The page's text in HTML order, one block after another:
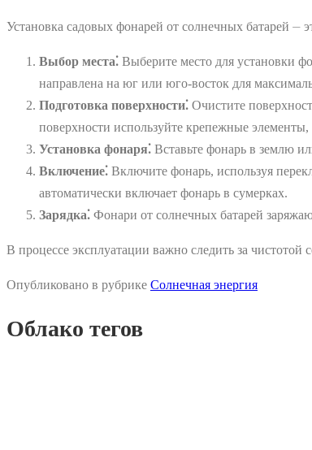
Установка садовых фонарей от солнечных батарей ⏤
Выбор места⁚ Выберите место для установки
направлена на юг или юго-восток для
Подготовка поверхности⁚ Очистите
поверхности используйте крепежные элементы,
Установка фонаря⁚ Вставьте фонарь в землю
Включение⁚ Включите фонарь, используя
автоматически включает фонарь в сумерках.
Зарядка⁚ Фонари от солнечных батарей
В процессе эксплуатации важно следить за
Опубликовано в рубрике Солнечная энергия
Облако тегов